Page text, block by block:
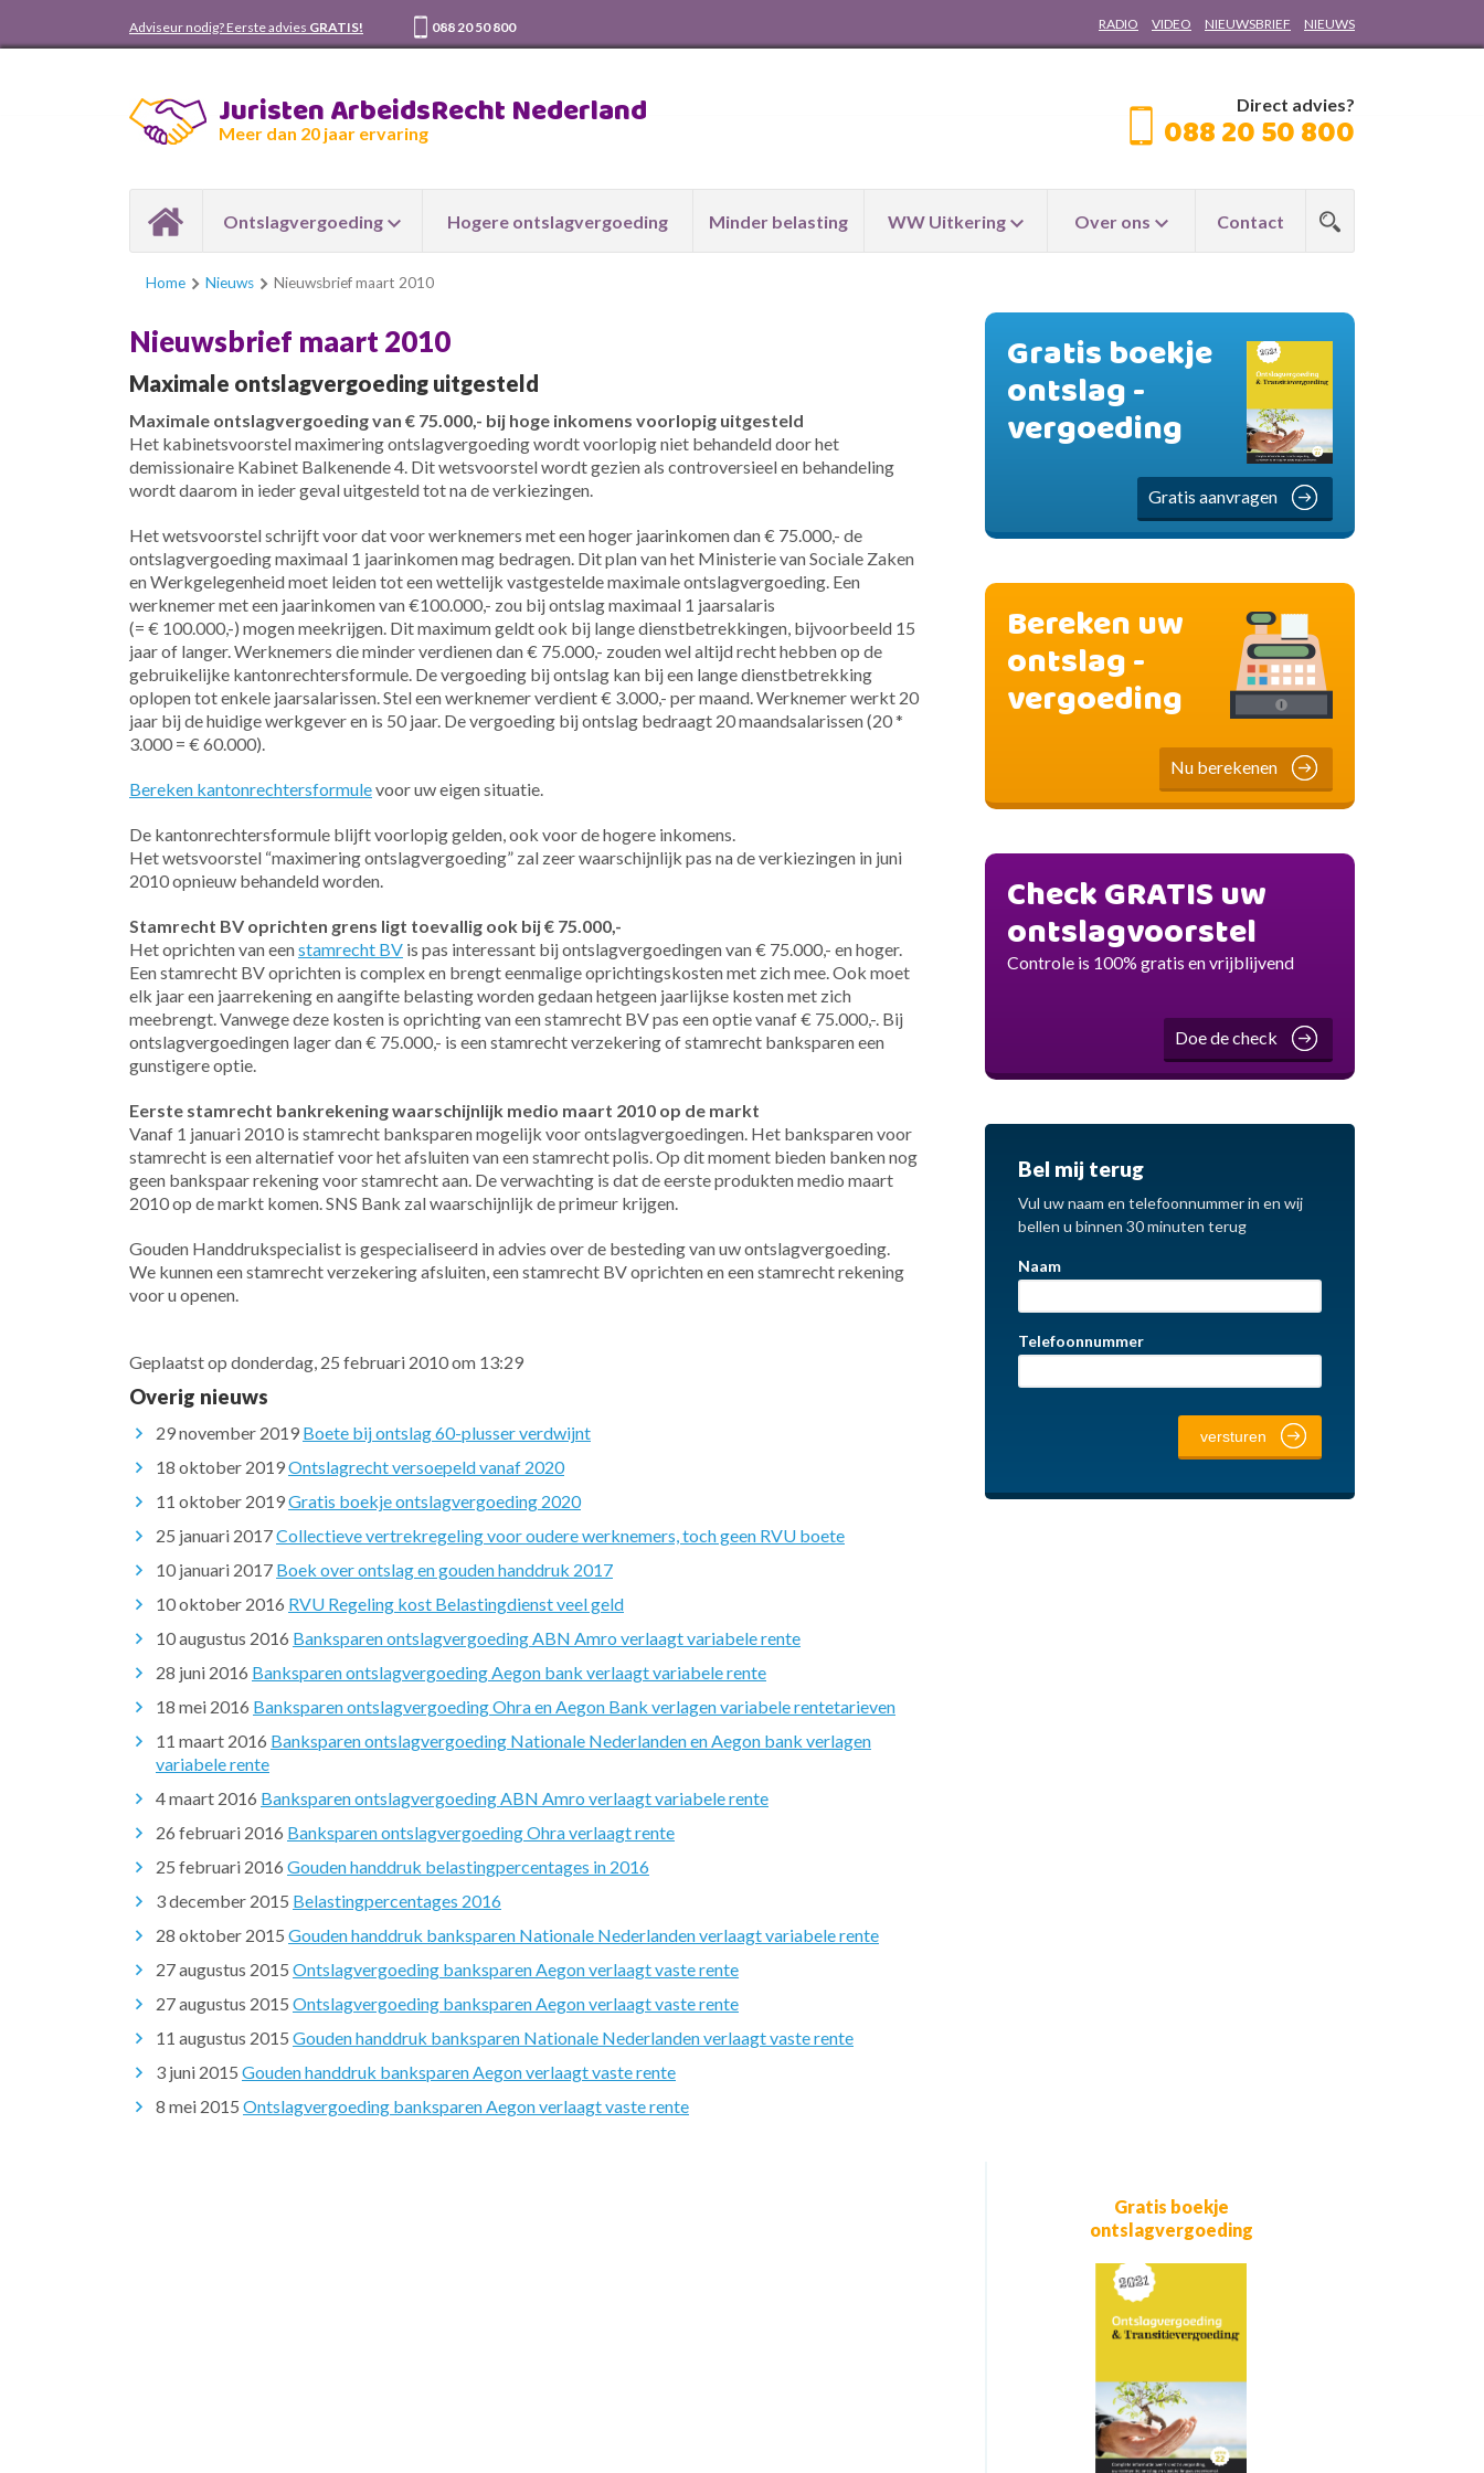
Adviseur nodig? Eerste advies GRATIS! 088 20 50 800 RADIO VIDEO NIEUWSBRIEF NIEUWS
Juristen ArbeidsRecht Nederland
Meer dan 20 jaar ervaring
Direct advies?
088 20 50 800
Ontslagvergoeding Hogere ontslagvergoeding Minder belasting WW Uitkering Over ons Contact
Home Nieuws Nieuwsbrief maart 2010
Nieuwsbrief maart 2010
Maximale ontslagvergoeding uitgesteld
Maximale ontslagvergoeding van € 75.000,- bij hoge inkomens voorlopig uitgesteld
Het kabinetsvoorstel maximering ontslagvergoeding wordt voorlopig niet behandeld door het
demissionaire Kabinet Balkenende 4. Dit wetsvoorstel wordt gezien als controversieel en behandeling
wordt daarom in ieder geval uitgesteld tot na de verkiezingen.
Het wetsvoorstel schrijft voor dat voor werknemers met een hoger jaarinkomen dan € 75.000,- de
ontslagvergoeding maximaal 1 jaarinkomen mag bedragen. Dit plan van het Ministerie van Sociale Zaken
en Werkgelegenheid moet leiden tot een wettelijk vastgestelde maximale ontslagvergoeding. Een
werknemer met een jaarinkomen van €100.000,- zou bij ontslag maximaal 1 jaarsalaris
(= € 100.000,-) mogen meekrijgen. Dit maximum geldt ook bij lange dienstbetrekkingen, bijvoorbeeld 15
jaar of langer. Werknemers die minder verdienen dan € 75.000,- zouden wel altijd recht hebben op de
gebruikelijke kantonrechtersformule. De vergoeding bij ontslag kan bij een lange dienstbetrekking
oplopen tot enkele jaarsalarissen. Stel een werknemer verdient € 3.000,- per maand. Werknemer werkt 20
jaar bij de huidige werkgever en is 50 jaar. De vergoeding bij ontslag bedraagt 20 maandsalarissen (20 *
3.000 = € 60.000).
Bereken kantonrechtersformulevoor uw eigen situatie.
De kantonrechtersformule blijft voorlopig gelden, ook voor de hogere inkomens.
Het wetsvoorstel “maximering ontslagvergoeding” zal zeer waarschijnlijk pas na de verkiezingen in juni
2010 opnieuw behandeld worden.
Stamrecht BV oprichten grens ligt toevallig ook bij € 75.000,-
Het oprichten van eenstamrecht BV is pas interessant bij ontslagvergoedingen van € 75.000,- en hoger.
Een stamrecht BV oprichten is complex en brengt eenmalige oprichtingskosten met zich mee. Ook moet
elk jaar een jaarrekening en aangifte belasting worden gedaan hetgeen jaarlijkse kosten met zich
meebrengt. Vanwege deze kosten is oprichting van een stamrecht BV pas een optie vanaf € 75.000,-. Bij
ontslagvergoedingen lager dan € 75.000,- is een stamrecht verzekering of stamrecht banksparen een
gunstigere optie.
Eerste stamrecht bankrekening waarschijnlijk medio maart 2010 op de markt
Vanaf 1 januari 2010 is stamrecht banksparen mogelijk voor ontslagvergoedingen. Het banksparen voor
stamrecht is een alternatief voor het afsluiten van een stamrecht polis. Op dit moment bieden banken nog
geen bankspaar rekening voor stamrecht aan. De verwachting is dat de eerste produkten medio maart
2010 op de markt komen. SNS Bank zal waarschijnlijk de primeur krijgen.
Gouden Handdrukspecialist is gespecialiseerd in advies over de besteding van uw ontslagvergoeding.
We kunnen een stamrecht verzekering afsluiten, een stamrecht BV oprichten en een stamrecht rekening
voor u openen.
Geplaatst op donderdag, 25 februari 2010 om 13:29
Overig nieuws
29 november 2019 Boete bij ontslag 60-plusser verdwijnt
18 oktober 2019Ontslagrecht versoepeld vanaf 2020
11 oktober 2019Gratis boekje ontslagvergoeding 2020
25 januari 2017Collectieve vertrekregeling voor oudere werknemers, toch geen RVU boete
10 januari 2017 Boek over ontslag en gouden handdruk 2017
10 oktober 2016 RVU Regeling kost Belastingdienst veel geld
10 augustus 2016 Banksparen ontslagvergoeding ABN Amro verlaagt variabele rente
28 juni 2016 Banksparen ontslagvergoeding Aegon bank verlaagt variabele rente
18 mei 2016 Banksparen ontslagvergoeding Ohra en Aegon Bank verlagen variabele rentetarieven
11 maart 2016 Banksparen ontslagvergoeding Nationale Nederlanden en Aegon bank verlagen
variabele rente
4 maart 2016 Banksparen ontslagvergoeding ABN Amro verlaagt variabele rente
26 februari 2016 Banksparen ontslagvergoeding Ohra verlaagt rente
25 februari 2016 Gouden handdruk belastingpercentages in 2016
3 december 2015 Belastingpercentages 2016
28 oktober 2015 Gouden handdruk banksparen Nationale Nederlanden verlaagt variabele rente
27 augustus 2015 Ontslagvergoeding banksparen Aegon verlaagt vaste rente
27 augustus 2015 Ontslagvergoeding banksparen Aegon verlaagt vaste rente
11 augustus 2015 Gouden handdruk banksparen Nationale Nederlanden verlaagt vaste rente
3 juni 2015 Gouden handdruk banksparen Aegon verlaagt vaste rente
8 mei 2015 Ontslagvergoeding banksparen Aegon verlaagt vaste rente
Gratis boekje
ontslag -
vergoeding
Gratis aanvragen
Bereken uw
ontslag -
vergoeding
Nu berekenen
Check GRATIS uw
ontslagvoorstel
Controle is 100% gratis en vrijblijvend
Doe de check
Bel mij terug
Vul uw naam en telefoonnummer in en wij
bellen u binnen 30 minuten terug
Naam
Telefoonnummer
Gratis boekje
ontslagvergoeding